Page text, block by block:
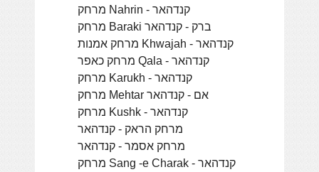
מרחק Nahrin - קנדהאר
מרחק Baraki ברק - קנדהאר
מרחק אמנות Khwajah - קנדהאר
מרחק כאפר Qala - קנדהאר
מרחק Karukh - קנדהאר
מרחק Mehtar אם - קנדהאר
מרחק Kushk - קנדהאר
מרחק הראק - קנדהאר
מרחק אסמר - קנדהאר
מרחק Sang -e Charak - קנדהאר